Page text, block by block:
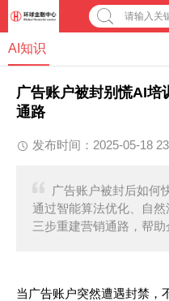
请输入关
AI知识
广告账户被封别慌AI培
通路
发布时间：2025-05-18
广告账户被封后如何
通过智能算法优化、自
三步重建营销通路，帮
当广告账户突然遭遇封禁，